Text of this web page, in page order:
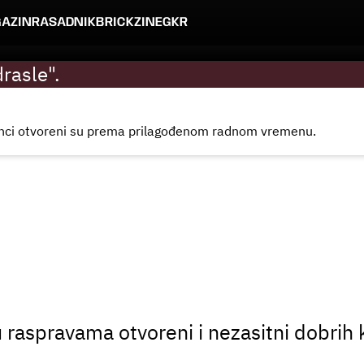
RASADNIKBRICKZINEGKR
otvoreni su prema prilagođenom radnom vremenu.
otvoreni i nezasitni dobrih